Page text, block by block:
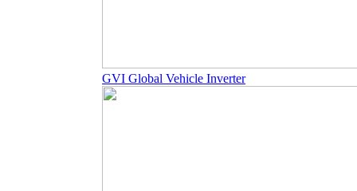
GVI Global Vehicle Inverter